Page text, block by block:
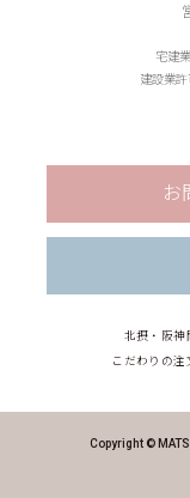
宅建
建設業
お
北摂・阪神
こだわりの注
Copyright ©